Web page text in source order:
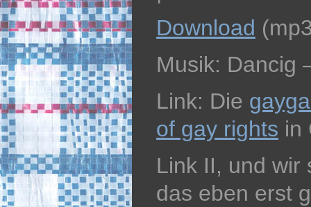
Download
Musik: Dancig
Link: Die
of gay rights in
Link II, und wir
das eben erst